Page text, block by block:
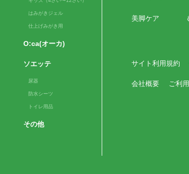
はみがきジェル
仕上げみがき用
O:ca(オーカ)
ソエッテ
尿器
防水シーツ
トイレ用品
その他
美脚ケア
サイト利用規約
会社概要 ご利